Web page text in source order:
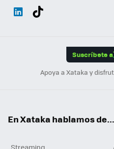
Suscríbete a
Apoya a Xataka y
En Xataka hablamos de...